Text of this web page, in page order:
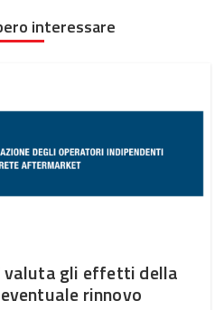
interessare
valuta gli effetti della
rinnovo